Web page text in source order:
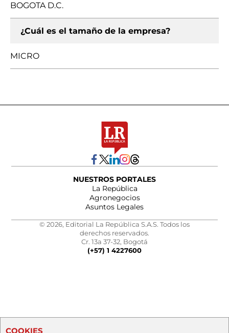
BOGOTA D.C.
¿Cuál es el tamaño de la empresa?
MICRO
NUESTROS PORTALES
La República
Agronegocios
Asuntos Legales
© 2026, Editorial La República S.A.S. Todos los
derechos reservados.
Cr. 13a 37-32, Bogotá
(+57) 1 4227600
COOKIES